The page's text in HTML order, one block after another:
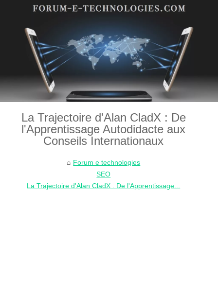
La Trajectoire d'Alan CladX : De
l'Apprentissage Autodidacte aux
Conseils Internationaux
Forum e technologies
SEO
La Trajectoire d'Alan CladX : De l'Apprentissage...